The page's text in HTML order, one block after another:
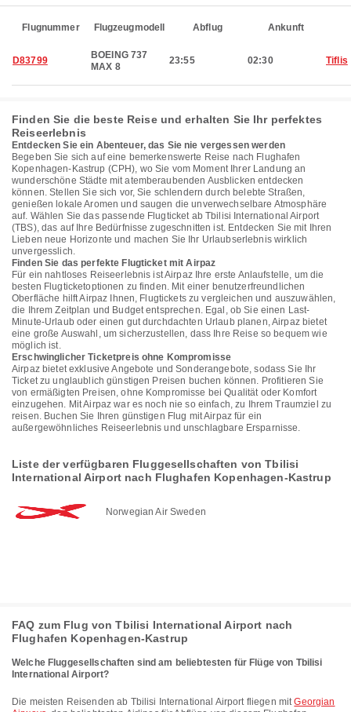
Flugnummer Flugzeugmodell Abflug Ankunft
D83799
BOEING 737
MAX 8
23:55 02:30 Tiflis
Finden Sie die beste Reise und erhalten Sie Ihr perfektes
Reiseerlebnis
Entdecken Sie ein Abenteuer, das Sie nie vergessen werden
Begeben Sie sich auf eine bemerkenswerte Reise nach Flughafen
Kopenhagen-Kastrup (CPH), wo Sie vom Moment Ihrer Landung an
wunderschöne Städte mit atemberaubenden Ausblicken entdecken
können. Stellen Sie sich vor, Sie schlendern durch belebte Straßen,
genießen lokale Aromen und saugen die unverwechselbare Atmosphäre
auf. Wählen Sie das passende Flugticket ab Tbilisi International Airport
(TBS), das auf Ihre Bedürfnisse zugeschnitten ist. Entdecken Sie mit Ihren
Lieben neue Horizonte und machen Sie Ihr Urlaubserlebnis wirklich
unvergesslich.
Finden Sie das perfekte Flugticket mit Airpaz
Für ein nahtloses Reiseerlebnis ist Airpaz Ihre erste Anlaufstelle, um die
besten Flugticketoptionen zu finden. Mit einer benutzerfreundlichen
Oberfläche hilft Airpaz Ihnen, Flugtickets zu vergleichen und auszuwählen,
die Ihrem Zeitplan und Budget entsprechen. Egal, ob Sie einen Last-
Minute-Urlaub oder einen gut durchdachten Urlaub planen, Airpaz bietet
eine große Auswahl, um sicherzustellen, dass Ihre Reise so bequem wie
möglich ist.
Erschwinglicher Ticketpreis ohne Kompromisse
Airpaz bietet exklusive Angebote und Sonderangebote, sodass Sie Ihr
Ticket zu unglaublich günstigen Preisen buchen können. Profitieren Sie
von ermäßigten Preisen, ohne Kompromisse bei Qualität oder Komfort
einzugehen. Mit Airpaz war es noch nie so einfach, zu Ihrem Traumziel zu
reisen. Buchen Sie Ihren günstigen Flug mit Airpaz für ein
außergewöhnliches Reiseerlebnis und unschlagbare Ersparnisse.
Liste der verfügbaren Fluggesellschaften von Tbilisi
International Airport nach Flughafen Kopenhagen-Kastrup
Norwegian Air Sweden
FAQ zum Flug von Tbilisi International Airport nach
Flughafen Kopenhagen-Kastrup
Welche Fluggesellschaften sind am beliebtesten für Flüge von Tbilisi
International Airport?
Die meisten Reisenden ab Tbilisi International Airport fliegen mitGeorgian